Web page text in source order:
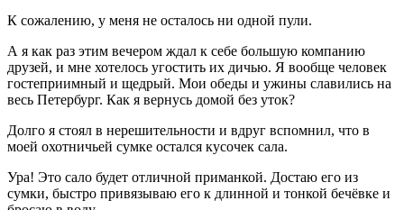
К сожалению, у меня не осталось ни одной пули.
А я как раз этим вечером ждал к себе большую компанию
друзей, и мне хотелось угостить их дичью. Я вообще человек
гостеприимный и щедрый. Мои обеды и ужины славились на
весь Петербург. Как я вернусь домой без уток?
Долго я стоял в нерешительности и вдруг вспомнил, что в
моей охотничьей сумке остался кусочек сала.
Ура! Это сало будет отличной приманкой. Достаю его из
сумки, быстро привязываю его к длинной и тонкой бечёвке и